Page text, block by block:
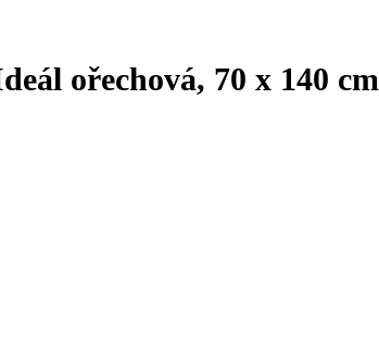
ořechová, 70 x 140 cm